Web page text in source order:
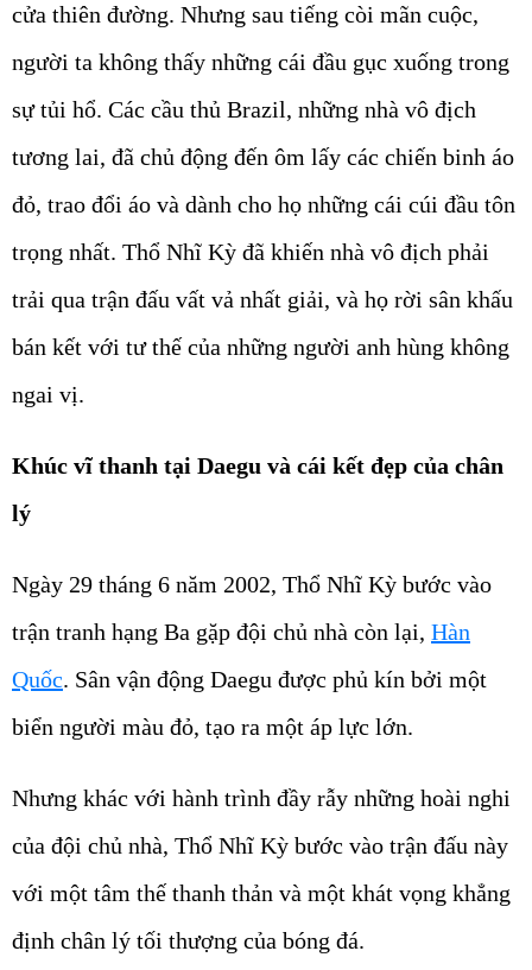
cửa thiên đường. Nhưng sau tiếng còi mãn cuộc,
người ta không thấy những cái đầu gục xuống trong
sự tủi hổ. Các cầu thủ Brazil, những nhà vô địch
tương lai, đã chủ động đến ôm lấy các chiến binh áo
đỏ, trao đổi áo và dành cho họ những cái cúi đầu tôn
trọng nhất. Thổ Nhĩ Kỳ đã khiến nhà vô địch phải
trải qua trận đấu vất vả nhất giải, và họ rời sân khấu
bán kết với tư thế của những người anh hùng không
ngai vị.
Khúc vĩ thanh tại Daegu và cái kết đẹp của chân
lý
Ngày 29 tháng 6 năm 2002, Thổ Nhĩ Kỳ bước vào
trận tranh hạng Ba gặp đội chủ nhà còn lại, Hàn
Quốc. Sân vận động Daegu được phủ kín bởi một
biển người màu đỏ, tạo ra một áp lực lớn.
Nhưng khác với hành trình đầy rẫy những hoài nghi
của đội chủ nhà, Thổ Nhĩ Kỳ bước vào trận đấu này
với một tâm thế thanh thản và một khát vọng khẳng
định chân lý tối thượng của bóng đá.